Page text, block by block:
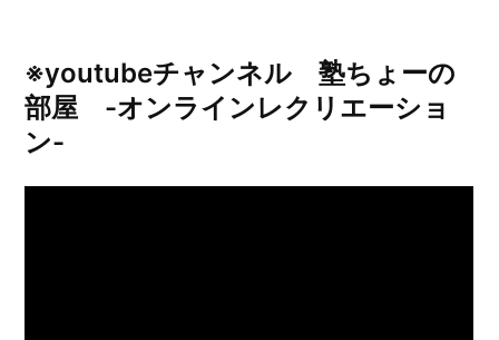
※youtubeチャンネル 塾ちょーの
部屋 -オンラインレクリエーショ
ン-